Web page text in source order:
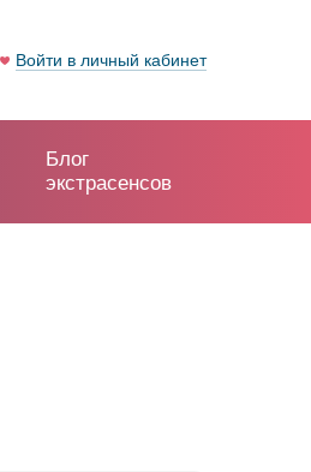
Войти в личный кабинет
Блог
экстрасенсов